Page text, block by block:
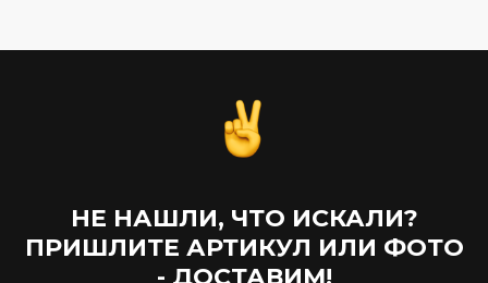
НЕ НАШЛИ, ЧТО ИСКАЛИ?
ПРИШЛИТЕ АРТИКУЛ ИЛИ ФОТО
- ДОСТАВИМ!